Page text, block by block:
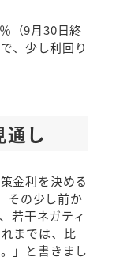
（9月30日終
、少し利回り
通し
金利を決める
その少し前か
若干ネガティ
までは、比
」と書きまし